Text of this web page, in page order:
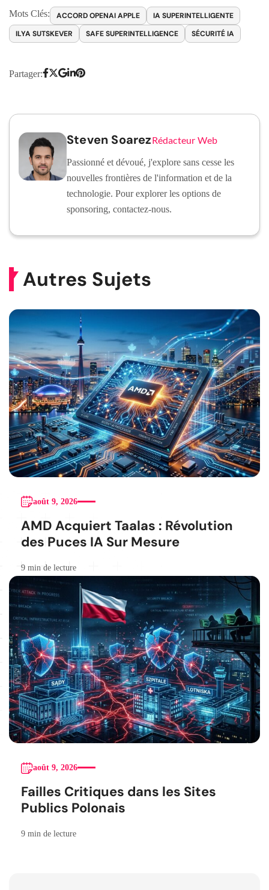
Mots Clés: ACCORD OPENAI APPLE
IA SUPERINTELLIGENTE
ILYA SUTSKEVER
SAFE SUPERINTELLIGENCE SÉCURITÉ IA
Partager:
Steven SoarezRédacteur Web
Passionné et dévoué, j'explore sans cesse les
nouvelles frontières de l'information et de la
technologie. Pour explorer les options de
sponsoring, contactez-nous.
Autres Sujets
août 9, 2026
AMD Acquiert Taalas : Révolution
des Puces IA Sur Mesure
9 min de lecture
août 9, 2026
Failles Critiques dans les Sites
Publics Polonais
9 min de lecture